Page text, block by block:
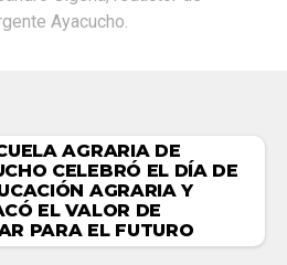
Ayacucho.
AGRARIA DE
CELEBRÓ EL DÍA DE
AGRARIA Y
EL VALOR DE
PARA EL FUTURO